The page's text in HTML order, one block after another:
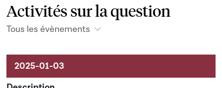
Activités sur la question
Tous les évènements
Activités liées au dossier